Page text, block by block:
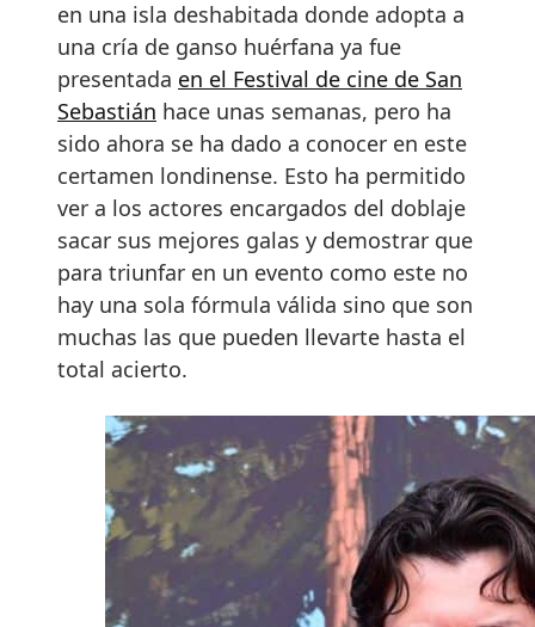
en una isla deshabitada donde adopta a
una cría de ganso huérfana ya fue
presentada en el Festival de cine de San
Sebastián hace unas semanas, pero ha
sido ahora se ha dado a conocer en este
certamen londinense. Esto ha permitido
ver a los actores encargados del doblaje
sacar sus mejores galas y demostrar que
para triunfar en un evento como este no
hay una sola fórmula válida sino que son
muchas las que pueden llevarte hasta el
total acierto.